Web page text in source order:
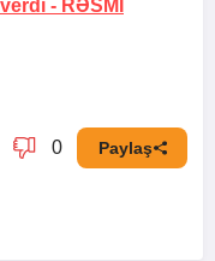
- RƏSMİ
0 Paylaş